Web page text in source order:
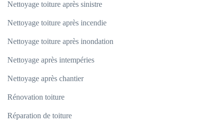
Nettoyage toiture après sinistre
Nettoyage toiture après incendie
Nettoyage toiture après inondation
Nettoyage après intempéries
Nettoyage après chantier
Rénovation toiture
Réparation de toiture